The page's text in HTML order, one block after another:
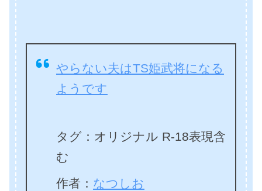
やらない夫はTS姫武将になる
ようです
タグ：オリジナル R-18表現含
む
作者： なつしお